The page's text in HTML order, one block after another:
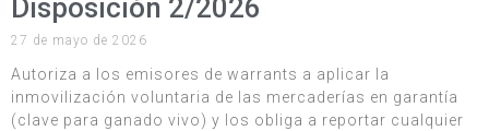
Disposición 2/2026
27 de mayo de 2026
Autoriza a los emisores de warrants a aplicar la
inmovilización voluntaria de las mercaderías en garantía
(clave para ganado vivo) y los obliga a reportar cualquier